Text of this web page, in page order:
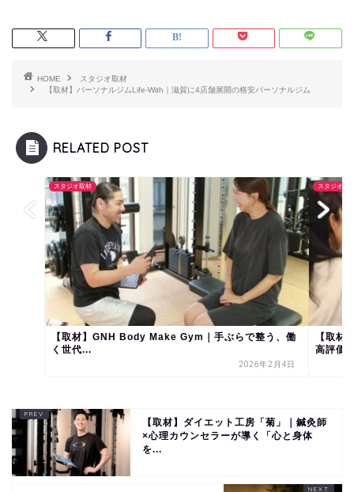
HOME
スタジオ取材
【取材】パーソナルジムLife-With｜滋賀に4店舗展開の格安パーソナルジム
RELATED POST
スタジオ取材
【取材】GNH Body Make Gym｜手ぶらで整う、働
く世代...
2026年2月4日
スタジオ取
【取
高評価
【取材】ダイエット工房「菊」｜鍼灸師
×心理カウンセラーが導く「心と身体
を...